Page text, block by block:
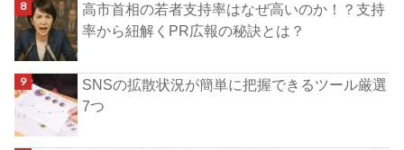
高市首相の若者支持率はなぜ高いのか！？支持
率から紐解くPR広報の秘訣とは？
SNSの拡散状況が簡単に把握できるツール厳選
7つ